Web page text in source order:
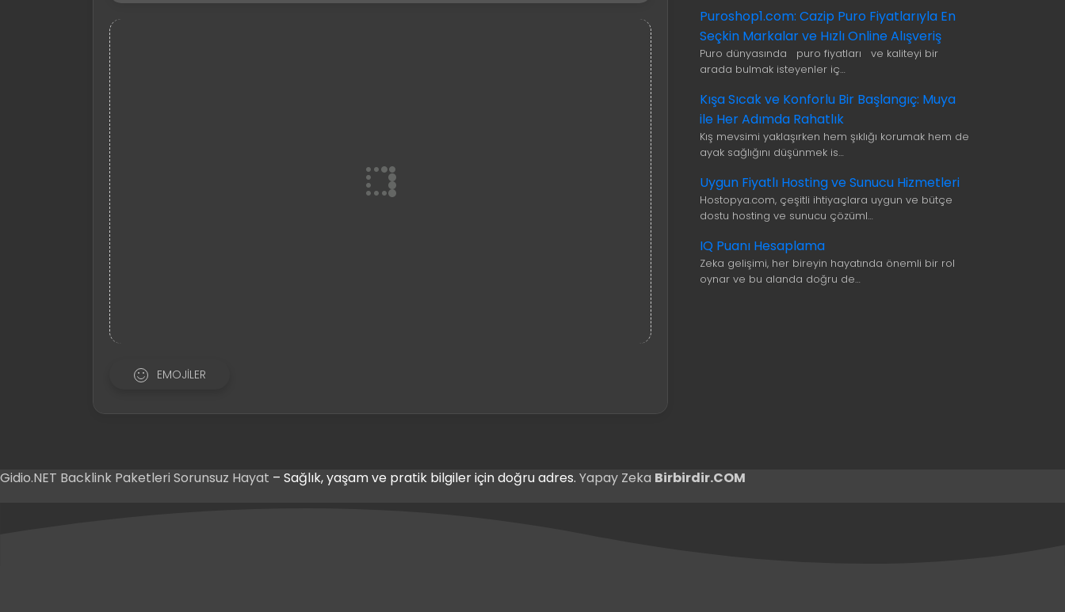
EMOJILER
Puroshop1.com: Cazip Puro Fiyatlarıyla En
Seçkin Markalar ve Hızlı Online Alışveriş
Puro dünyasında puro fiyatları ve kaliteyi bir
arada bulmak isteyenler iç…
Kışa Sıcak ve Konforlu Bir Başlangıç: Muya
ile Her Adımda Rahatlık
Kış mevsimi yaklaşırken hem şıklığı korumak hem de
ayak sağlığını düşünmek is…
Uygun Fiyatlı Hosting ve Sunucu Hizmetleri
Hostopya.com, çeşitli ihtiyaçlara uygun ve bütçe
dostu hosting ve sunucu çözüml…
IQ Puanı Hesaplama
Zeka gelişimi, her bireyin hayatında önemli bir rol
oynar ve bu alanda doğru de…
Gidio.NET Backlink Paketleri Sorunsuz Hayat – Sağlık, yaşam ve pratik bilgiler için doğru adres. Yapay Zeka Birbirdir.COM